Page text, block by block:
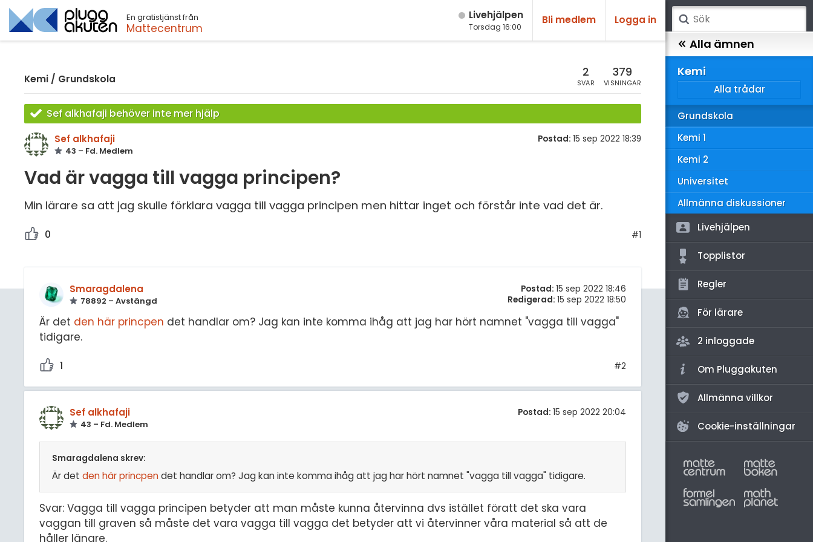
En gratistjänst från
Mattecentrum
Live­hjälpen
Torsdag 16:00
Bli medlem Logga in
Kemi / Grundskola 2
SVAR
379
VISNINGAR
Sef alkhafaji behöver inte mer hjälp
Sef alkhafaji
43 – Fd. Medlem
Postad: 15 sep 2022 18:39
Vad är vagga till vagga principen?
Min lärare sa att jag skulle förklara vagga till vagga principen men hittar inget och förstår inte vad det är.
0 #1
Smaragdalena
78892 – Avstängd
Postad: 15 sep 2022 18:46
Redigerad: 15 sep 2022 18:50
Är det den här princpen det handlar om? Jag kan inte komma ihåg att jag har hört namnet "vagga till vagga"
tidigare.
1 #2
Sef alkhafaji
43 – Fd. Medlem
Postad: 15 sep 2022 20:04
Smaragdalena skrev:
Är det den här princpendet handlar om? Jag kan inte komma ihåg att jag har hört namnet "vagga till vagga" tidigare.
Svar: Vagga till vagga principen betyder att man måste kunna återvinna dvs istället föratt det ska vara
vaggan till graven så måste det vara vagga till vagga det betyder att vi återvinner våra material så att de
håller längre.
Sök
Matematik
Kemi
Alla ämnen
Kemi
Alla trådar
Grundskola
Kemi 1
Kemi 2
Universitet
Allmänna diskussioner
Livehjälpen
Topplistor
Regler
För lärare
2 inloggade
Om Pluggakuten
Allmänna villkor
Cookie-inställningar
Biologi
Teknik & Bygg
Ekonomi
Fler ämnen